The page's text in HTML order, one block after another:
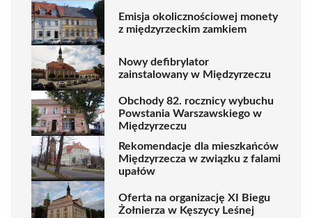
Emisja okolicznościowej monety
z międzyrzeckim zamkiem
Nowy defibrylator
zainstalowany w Międzyrzeczu
Obchody 82. rocznicy wybuchu
Powstania Warszawskiego w
Międzyrzeczu
Rekomendacje dla mieszkańców
Międzyrzecza w związku z falami
upałów
Oferta na organizację XI Biegu
Żołnierza w Kęszycy Leśnej